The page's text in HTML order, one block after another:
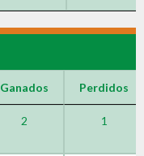
Ganados Perdidos
2 1